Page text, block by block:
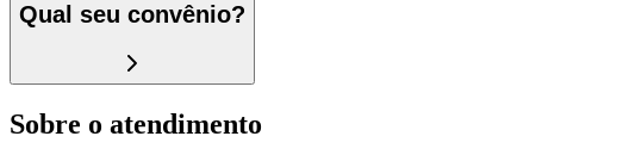
Qual seu convênio?
Sobre o atendimento